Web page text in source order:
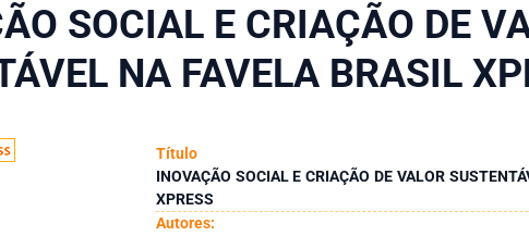
SOCIAL E CRIAÇÃO DE
NA FAVELA BRASIL
Título
INOVAÇÃO SOCIAL E CRIAÇÃO DE VALOR
XPRESS
Autores: